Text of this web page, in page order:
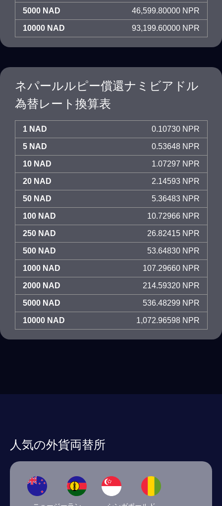
5000 NAD 46,599.80000 NPR
10000 NAD 93,199.60000 NPR
ネパールルピー償還ナミビアドル
為替レート換算表
1 NAD 0.10730 NPR
5 NAD 0.53648 NPR
10 NAD 1.07297 NPR
20 NAD 2.14593 NPR
50 NAD 5.36483 NPR
100 NAD 10.72966 NPR
250 NAD 26.82415 NPR
500 NAD 53.64830 NPR
1000 NAD 107.29660 NPR
2000 NAD 214.59320 NPR
5000 NAD 536.48299 NPR
10000 NAD 1,072.96598 NPR
人気の外貨両替所